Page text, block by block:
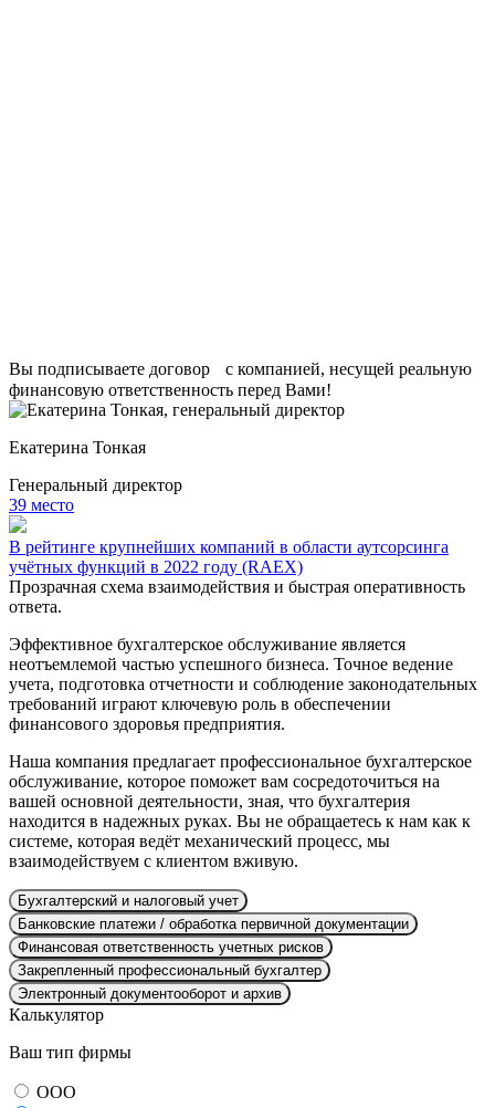
Вы подписываете договор с компанией, несущей реальную
финансовую ответственность перед Вами!
Екатерина Тонкая
Генеральный директор
39 место
В рейтинге крупнейших компаний в области аутсорсинга
учётных функций в 2022 году (RAEX)
Прозрачная схема взаимодействия и быстрая оперативность
ответа.
Эффективное бухгалтерское обслуживание является
неотъемлемой частью успешного бизнеса. Точное ведение
учета, подготовка отчетности и соблюдение законодательных
требований играют ключевую роль в обеспечении
финансового здоровья предприятия.
Наша компания предлагает профессиональное бухгалтерское
обслуживание, которое поможет вам сосредоточиться на
вашей основной деятельности, зная, что бухгалтерия
находится в надежных руках. Вы не обращаетесь к нам как к
системе, которая ведёт механический процесс, мы
взаимодействуем с клиентом вживую.
Бухгалтерский и налоговый учет
Банковские платежи / обработка первичной документации
Финансовая ответственность учетных рисков
Закрепленный профессиональный бухгалтер
Электронный документооборот и архив
Калькулятор
Ваш тип фирмы
ООО